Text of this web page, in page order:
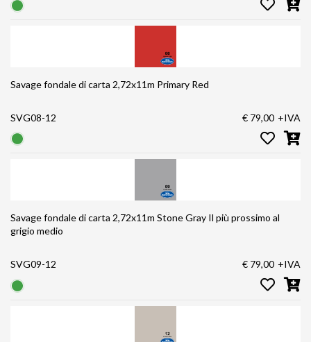
Savage fondale di carta 2,72x11m Primary Red
SVG08-12 € 79,00 +IVA
Savage fondale di carta 2,72x11m Stone Gray Il più prossimo al
grigio medio
SVG09-12 € 79,00 +IVA